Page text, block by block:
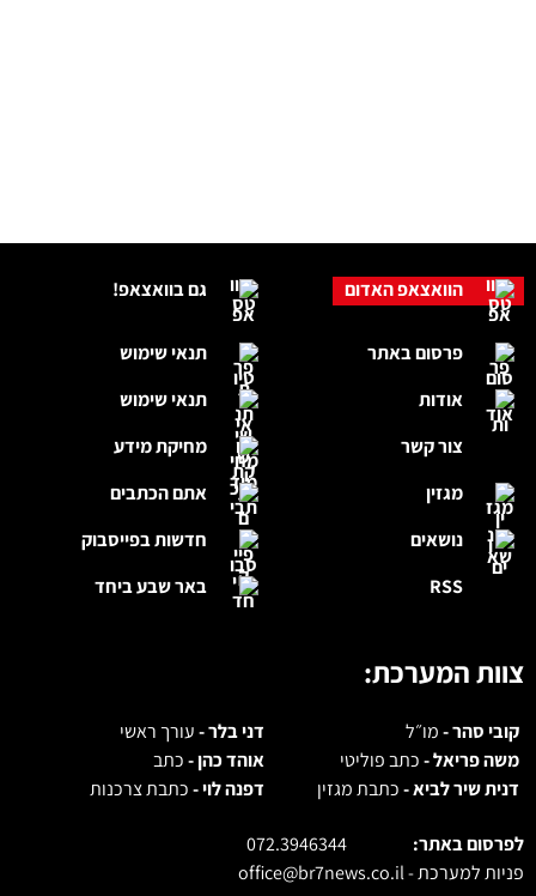
גם בוואצאפ!
תנאי שימוש
תנאי שימוש
מחיקת מידע
אתם הכתבים
חדשות בפייסבוק
באר שבע ביחד
הוואצאפ האדום
פרסום באתר
אודות
צור קשר
מגזין
נושאים
RSS
צוות המערכת:
קובי סהר -מו״ל דני בלר -עורך ראשי
משה פריאל -כתב פוליטי אוהד כהן -כתב
דנית שיר לביא -כתבת מגזין דפנה לוי -כתבת צרכנות
לפרסום באתר:
072.3946344
פניות למערכת -office@br7news.co.il